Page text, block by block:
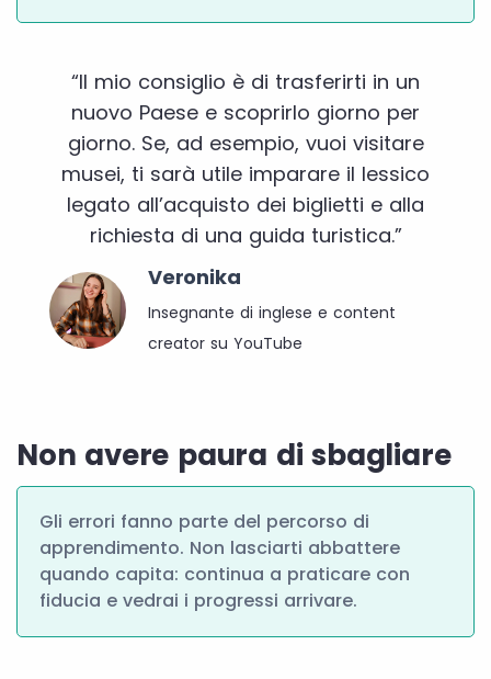
“Il mio consiglio è di trasferirti in un
nuovo Paese e scoprirlo giorno per
giorno. Se, ad esempio, vuoi visitare
musei, ti sarà utile imparare il lessico
legato all’acquisto dei biglietti e alla
richiesta di una guida turistica.”
Veronika
Insegnante di inglese e content
creator su YouTube
Non avere paura di sbagliare
Gli errori fanno parte del percorso di
apprendimento. Non lasciarti abbattere
quando capita: continua a praticare con
fiducia e vedrai i progressi arrivare.